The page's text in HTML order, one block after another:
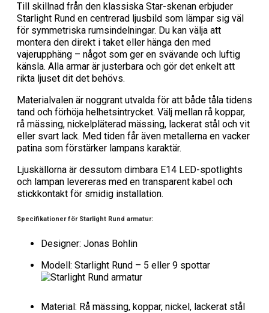
Till skillnad från den klassiska Star-skenan erbjuder
Starlight Rund en centrerad ljusbild som lämpar sig väl
för symmetriska rumsindelningar. Du kan välja att
montera den direkt i taket eller hänga den med
vajerupphäng – något som ger en svävande och luftig
känsla. Alla armar är justerbara och gör det enkelt att
rikta ljuset dit det behövs.
Materialvalen är noggrant utvalda för att både tåla tidens
tand och förhöja helhetsintrycket. Välj mellan rå koppar,
rå mässing, nickelpläterad mässing, lackerat stål och vit
eller svart lack. Med tiden får även metallerna en vacker
patina som förstärker lampans karaktär.
Ljuskällorna är dessutom dimbara E14 LED-spotlights
och lampan levereras med en transparent kabel och
stickkontakt för smidig installation.
Specifikationer för Starlight Rund armatur:
Designer: Jonas Bohlin
Modell: Starlight Rund – 5 eller 9 spottar
Material: Rå mässing, koppar, nickel, lackerat stål